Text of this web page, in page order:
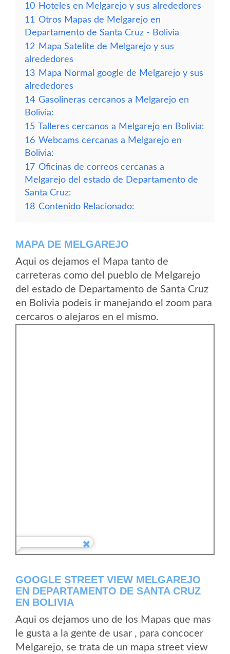
10 Hoteles en Melgarejo y sus alrededores
11 Otros Mapas de Melgarejo en
Departamento de Santa Cruz - Bolivia
12 Mapa Satelite de Melgarejo y sus
alrededores
13 Mapa Normal google de Melgarejo y sus
alrededores
14 Gasolineras cercanos a Melgarejo en
Bolivia:
15 Talleres cercanos a Melgarejo en Bolivia:
16 Webcams cercanas a Melgarejo en
Bolivia:
17 Oficinas de correos cercanas a
Melgarejo del estado de Departamento de
Santa Cruz:
18 Contenido Relacionado:
MAPA DE MELGAREJO
Aqui os dejamos el Mapa tanto de
carreteras como del pueblo de Melgarejo
del estado de Departamento de Santa Cruz
en Bolivia podeis ir manejando el zoom para
cercaros o alejaros en el mismo.
GOOGLE STREET VIEW MELGAREJO
EN DEPARTAMENTO DE SANTA CRUZ
EN BOLIVIA
Aqui os dejamos uno de los Mapas que mas
le gusta a la gente de usar , para concocer
Melgarejo, se trata de un mapa street view